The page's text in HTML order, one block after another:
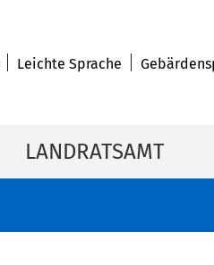
Leichte Sprache
LANDRATSAMT